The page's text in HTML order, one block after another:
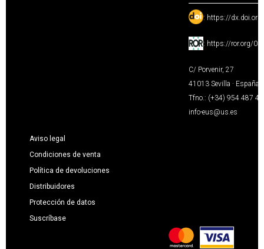
: https://
: https://ror.org/
C/ Porvenir, 27
41013 Sevilla · España
Tfno.: (+34) 954 487
info-eus@us.es
Aviso legal
Condiciones de venta
Política de devoluciones
Distribuidores
Protección de datos
Suscríbase